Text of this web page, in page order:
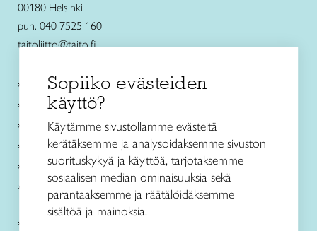
00180 Helsinki
puh. 040 7525 160
taitoliitto@taito.fi
Käsityökurssit ja koulutus
Ajankohtaista
Käsityöohjeet
Me olemme Taito
Paikallinen toiminta
Verkkokaupat
Kirjaudu Arviin
Sopiiko evästeiden
käyttö?
Käytämme sivustollamme evästeitä
kerätäksemme ja analysoidaksemme sivuston
suorituskykyä ja käyttöä, tarjotaksemme
sosiaalisen median ominaisuuksia sekä
parantaaksemme ja räätälöidäksemme
sisältöä ja mainoksia.